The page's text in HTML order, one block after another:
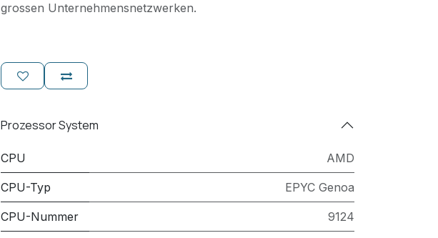
grossen Unternehmensnetzwerken.
Prozessor System
CPU AMD
CPU-Typ EPYC Genoa
CPU-Nummer 9124